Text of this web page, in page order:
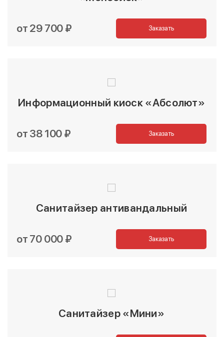
от 29 700 ₽ Заказать
Информационный киоск «Абсолют»
от 38 100 ₽ Заказать
Санитайзер антивандальный
от 70 000 ₽ Заказать
Санитайзер «Мини»